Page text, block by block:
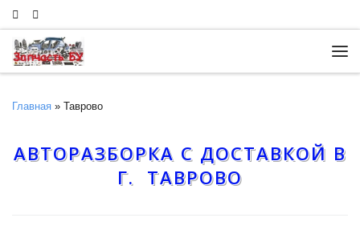
Skip to content
Главная » Таврово
АВТОРАЗБОРКА С ДОСТАВКОЙ В
Г. ТАВРОВО